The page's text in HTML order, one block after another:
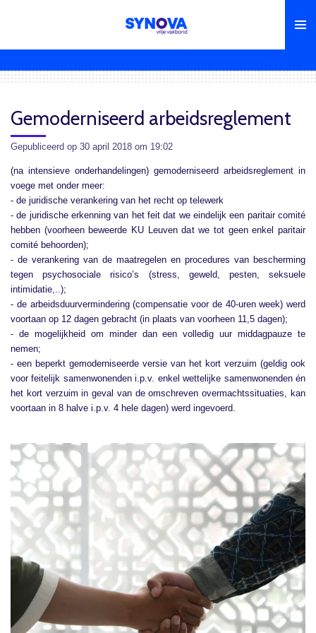
hoofdinhoud
Gemoderniseerd arbeidsreglement
Gepubliceerd op 30 april 2018 om 19:02
(na intensieve onderhandelingen) gemoderniseerd arbeidsreglement in
voege met onder meer:
- de juridische verankering van het recht op telewerk
- de juridische erkenning van het feit dat we eindelijk een paritair comité
hebben (voorheen beweerde KU Leuven dat we tot geen enkel paritair
comité behoorden);
- de verankering van de maatregelen en procedures van bescherming
tegen psychosociale risico’s (stress, geweld, pesten, seksuele
intimidatie,..);
- de arbeidsduurvermindering (compensatie voor de 40-uren week) werd
voortaan op 12 dagen gebracht (in plaats van voorheen 11,5 dagen);
- de mogelijkheid om minder dan een volledig uur middagpauze te
nemen;
- een beperkt gemoderniseerde versie van het kort verzuim (geldig ook
voor feitelijk samenwonenden i.p.v. enkel wettelijke samenwonenden én
het kort verzuim in geval van de omschreven overmachtssituaties, kan
voortaan in 8 halve i.p.v. 4 hele dagen) werd ingevoerd.